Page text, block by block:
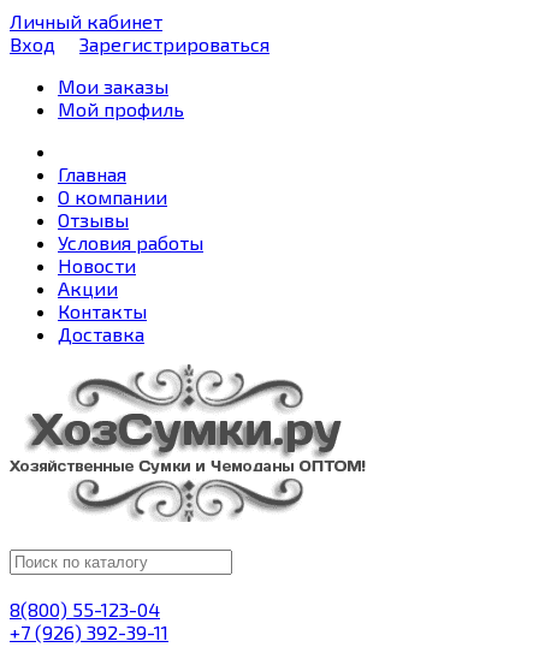
Личный кабинет
Вход
Зарегистрироваться
Мои заказы
Мой профиль
Главная
О компании
Отзывы
Условия работы
Новости
Акции
Контакты
Доставка
8(800) 55-123-04
+7 (926) 392-39-11